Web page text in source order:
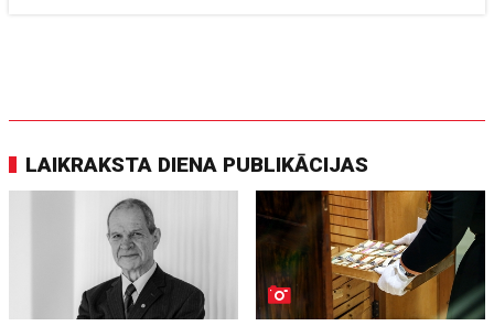
LAIKRAKSTA DIENA PUBLIKĀCIJAS